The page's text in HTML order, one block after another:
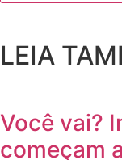
LEIA
Você vai?
começam